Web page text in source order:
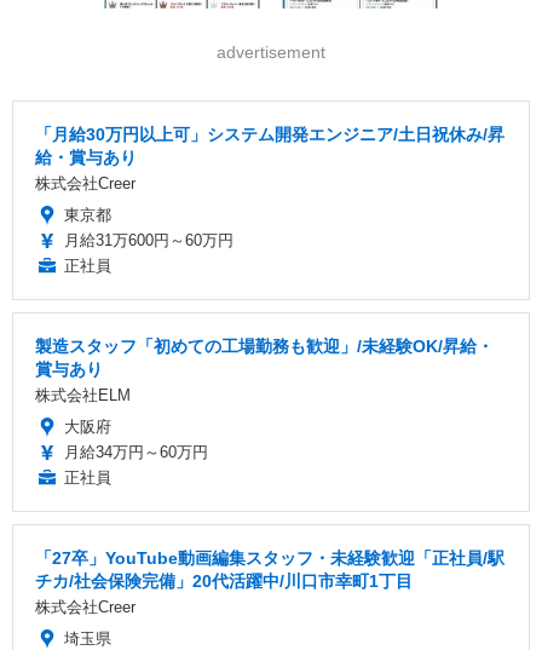
advertisement
「月給30万円以上可」システム開発エンジニア/土日祝休み/昇
給・賞与あり
株式会社Creer
東京都
月給31万600円～60万円
正社員
製造スタッフ「初めての工場勤務も歓迎」/未経験OK/昇給・
賞与あり
株式会社ELM
大阪府
月給34万円～60万円
正社員
「27卒」YouTube動画編集スタッフ・未経験歓迎「正社員/駅
チカ/社会保険完備」20代活躍中/川口市幸町1丁目
株式会社Creer
埼玉県